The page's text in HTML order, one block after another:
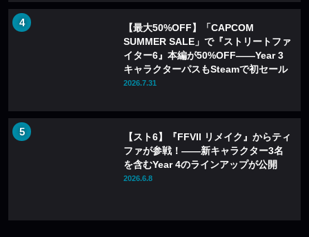
【最大50%OFF】「CAPCOM
SUMMER SALE」で『ストリートファ
イター6』本編が50%OFF——Year 3
キャラクターパスもSteamで初セール
2026.7.31
【スト6】『FFVII リメイク』からティ
ファが参戦！――新キャラクター3名
を含むYear 4のラインアップが公開
2026.6.8